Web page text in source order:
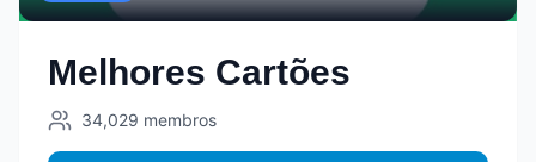
Melhores Cartões
34,029 membros